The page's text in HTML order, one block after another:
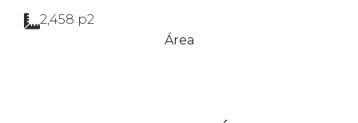
2,458 p2
Área